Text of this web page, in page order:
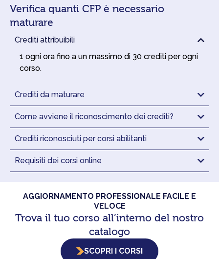
Verifica quanti CFP è necessario
maturare
Crediti attribuibili
1 ogni ora fino a un massimo di 30 crediti per ogni
corso.
Crediti da maturare
Come avviene il riconoscimento dei crediti?
Crediti riconosciuti per corsi abilitanti
Requisiti dei corsi online
i
g
AGGIORNAMENTO PROFESSIONALE FACILE E
VELOCE
Trova il tuo corso all’interno del nostro
catalogo
SCOPRI I CORSI